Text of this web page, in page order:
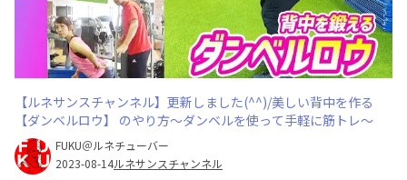
【ルネサンスチャンネル】更新しました(^^)/美しい背中を作る
【ダンベルロウ】 のやり方〜ダンベルを使って手軽に筋トレ〜
FUKU＠ルネチューバー
2023-08-14ルネサンスチャンネル